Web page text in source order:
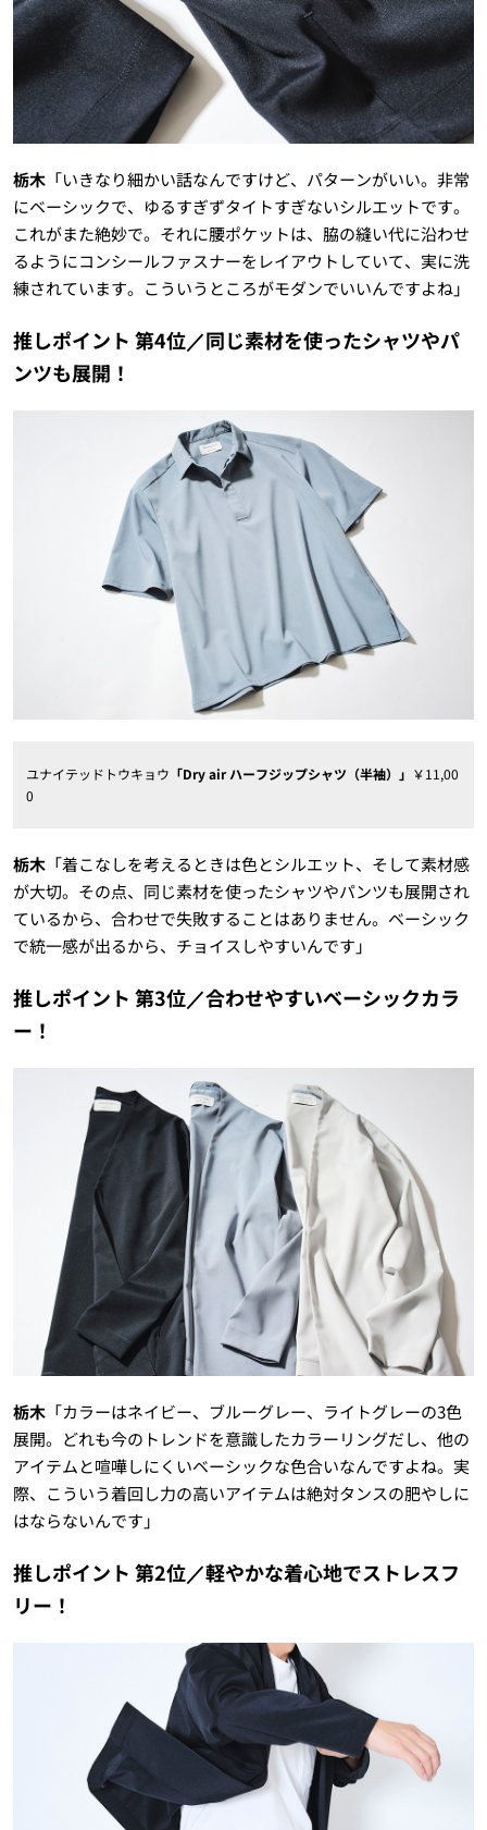
栃木「いきなり細かい話なんですけど、パターンがいい。非常
にベーシックで、ゆるすぎずタイトすぎないシルエットです。
これがまた絶妙で。それに腰ポケットは、脇の縫い代に沿わせ
るようにコンシールファスナーをレイアウトしていて、実に洗
練されています。こういうところがモダンでいいんですよね」
推しポイント 第4位／同じ素材を使ったシャツやパ
ンツも展開！
ユナイテッドトウキョウ 「Dry air ハーフジップシャツ（半袖）」 ￥11,00
0
栃木「着こなしを考えるときは色とシルエット、そして素材感
が大切。その点、同じ素材を使ったシャツやパンツも展開され
ているから、合わせで失敗することはありません。ベーシック
で統一感が出るから、チョイスしやすいんです」
推しポイント 第3位／合わせやすいベーシックカラ
ー！
栃木「カラーはネイビー、ブルーグレー、ライトグレーの3色
展開。どれも今のトレンドを意識したカラーリングだし、他の
アイテムと喧嘩しにくいベーシックな色合いなんですよね。実
際、こういう着回し力の高いアイテムは絶対タンスの肥やしに
はならないんです」
推しポイント 第2位／軽やかな着心地でストレスフ
リー！